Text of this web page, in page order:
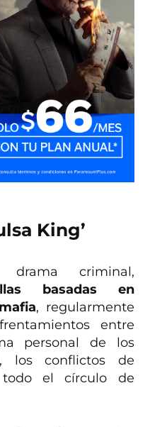
King’
criminal,
basadas en
, regularmente
entre
personal de los
los conflictos de
el círculo de